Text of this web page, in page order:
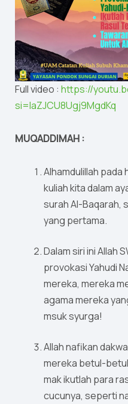
Full video : https://
si=IaZJCU8Ugj9MgdKq
MUQADDIMAH :
Alhamdulillah pada
kuliah kita dalam
surah Al-Baqarah,
yang pertama.
Dalam siri ini Allah
provokasi Yahudi
mereka, mereka
agama mereka
msuk syurga!
Allah nafikan
mereka betul-betul
mak ikutlah para
cucunya, seperti